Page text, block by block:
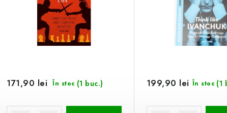
În stoc (1 buc.)
171,90 lei În stoc (1
199,90 lei